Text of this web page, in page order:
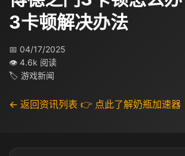
3卡顿解决办法
📅 04/17/2025
👁 4.6k 阅读
🏷 游戏新闻
← 返回资讯列表 👉 点此了解奶瓶加速器